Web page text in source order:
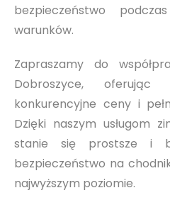
bezpieczeństwo
warunków.
Zapraszamy do
Dobroszyce, oferując
konkurencyjne ceny i
Dzięki naszym usługom
stanie się prostsze i
bezpieczeństwo na
najwyższym poziomie.